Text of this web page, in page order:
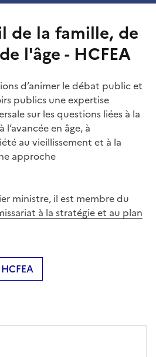
de la famille, de
l'âge - HCFEA
d’animer le débat public et
publics une expertise
sur les questions liées à la
l’avancée en âge, à
au vieillissement et à la
approche
ministre, il est membre du
à la stratégie et au plan